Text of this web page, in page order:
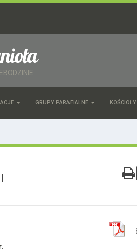
GRUPY PARAFIALNE KOŚCIOŁY